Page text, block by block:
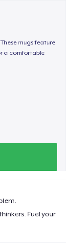
mugs feature
a comfortable
Fuel your